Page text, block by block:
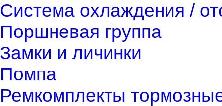
Система охлаждения /
Поршневая группа
Замки и личинки
Помпа
Ремкомплекты